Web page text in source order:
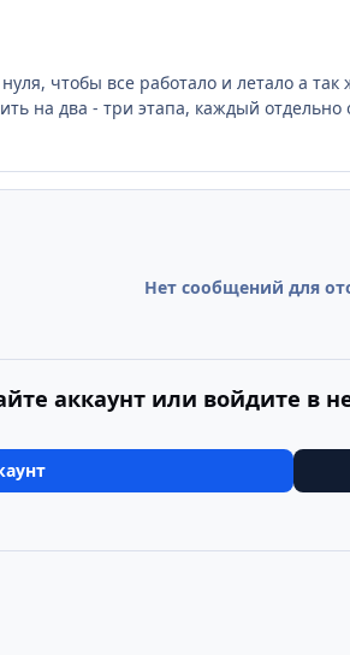
чтобы все работало и летало а
на два - три этапа, каждый
Нет сообщений для
аккаунт или войдите в